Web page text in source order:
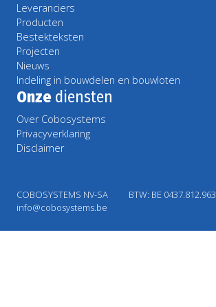
Leveranciers
Producten
Bestekteksten
Projecten
Nieuws
Indeling in bouwdelen en bouwloten
Onze diensten
Over Cobosystems
Privacyverklaring
Disclaimer
COBOSYSTEMS NV-SA
BTW: BE 0437.812.963
info@cobosystems.be